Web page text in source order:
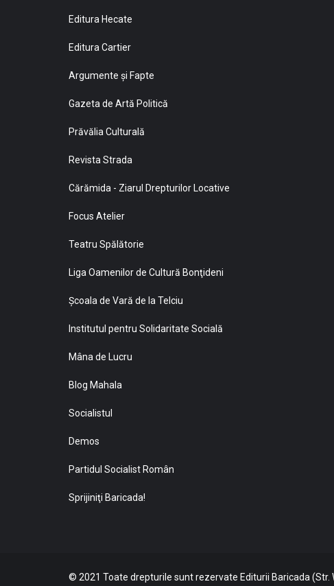
Editura Hecate
Editura Cartier
Argumente și Fapte
Gazeta de Artă Politică
Prăvălia Culturală
Revista Strada
Cărămida - Ziarul Drepturilor Locative
Focus Atelier
Teatru Spălătorie
Liga Oamenilor de Cultură Bonţideni
Şcoala de Vară de la Telciu
Institutul pentru Solidaritate Socială
Mâna de Lucru
Blog Mahala
Socialistul
Demos
Partidul Socialist Român
Sprijiniţi Baricada!
© 2021 Toate drepturile sunt rezervate Editurii Baricada (Str.